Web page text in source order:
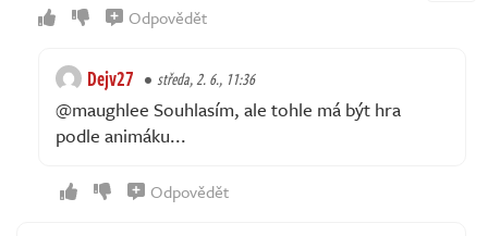
Odpovědět
Dejv27 středa, 2. 6., 11:36
@maughlee Souhlasím, ale tohle má být hra
podle animáku...
Odpovědět